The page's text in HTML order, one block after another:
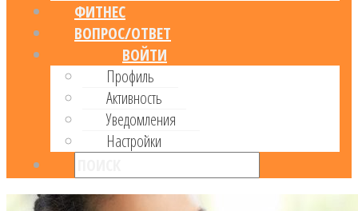
ФИТНЕС
ВОПРОС/ОТВЕТ
ВОЙТИ
Профиль
Активность
Уведомления
Настройки